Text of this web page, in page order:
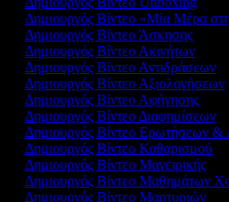
Δημιουργός Βίντεο «Μία Μέρα
Δημιουργός Βίντεο Άσκησης
Δημιουργός Βίντεο Ακινήτων
Δημιουργός Βίντεο Αντιδράσεων
Δημιουργός Βίντεο Αξιολογήσεων
Δημιουργός Βίντεο Αφήγησης
Δημιουργός Βίντεο Διαφημίσεων
Δημιουργός Βίντεο Ερωτήσεων
Δημιουργός Βίντεο Καθαρισμού
Δημιουργός Βίντεο Μαγειρικής
Δημιουργός Βίντεο Μαθημάτων
Δημιουργός Βίντεο Μαρτυριών